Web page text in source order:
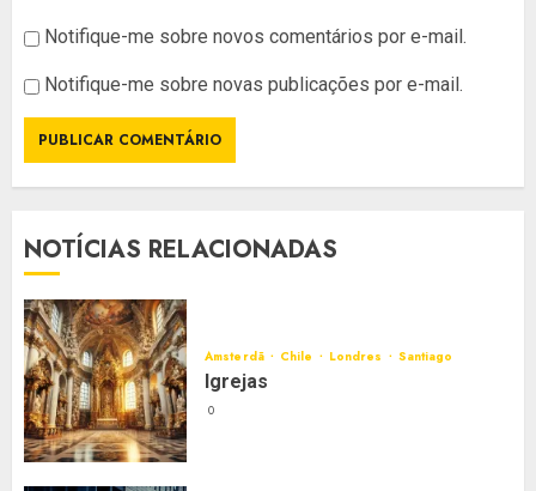
Notifique-me sobre novos comentários por e-mail.
Notifique-me sobre novas publicações por e-mail.
NOTÍCIAS RELACIONADAS
Amsterdã Chile Londres Santiago
Igrejas
0